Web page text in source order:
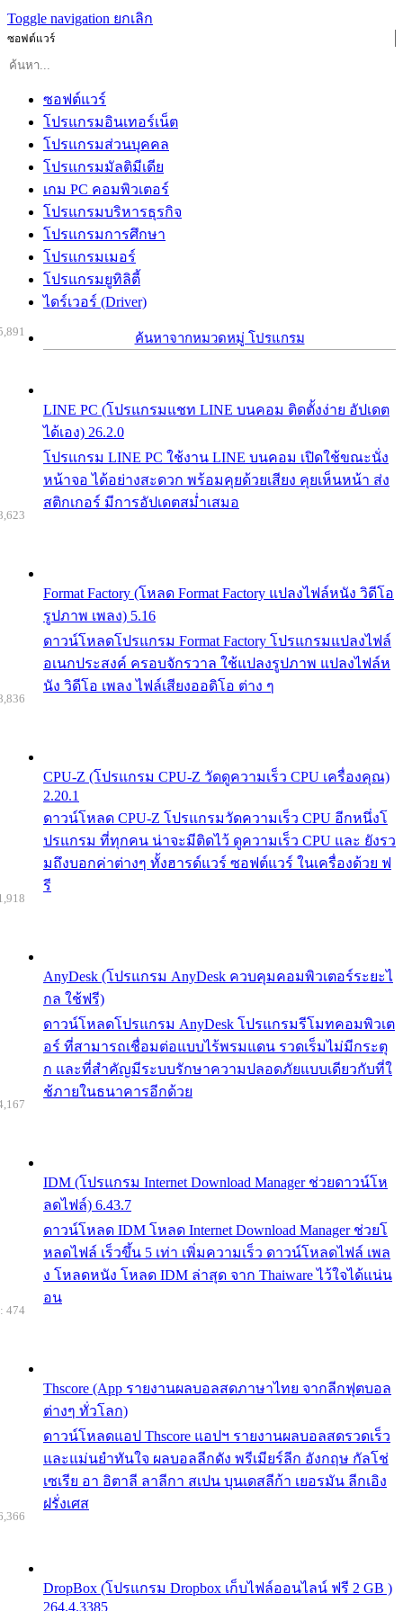
Toggle navigation ยกเลิก
ซอฟต์แวร์
ซอฟต์แวร์
โปรแกรมอินเทอร์เน็ต
โปรแกรมส่วนบุคคล
โปรแกรมมัลติมีเดีย
เกม PC คอมพิวเตอร์
โปรแกรมบริหารธุรกิจ
โปรแกรมการศึกษา
โปรแกรมเมอร์
โปรแกรมยูทิลิตี้
ไดร์เวอร์ (Driver)
ค้นหาจากหมวดหมู่ โปรแกรม
LINE PC (โปรแกรมแชท LINE บนคอม ติดตั้งง่าย อัปเดต
ได้เอง) 26.2.0
โปรแกรม LINE PC ใช้งาน LINE บนคอม เปิดใช้ขณะนั่ง
หน้าจอ ได้อย่างสะดวก พร้อมคุยด้วยเสียง คุยเห็นหน้า ส่ง
สติกเกอร์ มีการอัปเดตสม่ำเสมอ
Format Factory (โหลด Format Factory แปลงไฟล์หนัง วิดีโอ
รูปภาพ เพลง) 5.16
ดาวน์โหลดโปรแกรม Format Factory โปรแกรมแปลงไฟล์
อเนกประสงค์ ครอบจักรวาล ใช้แปลงรูปภาพ แปลงไฟล์ห
นัง วิดีโอ เพลง ไฟล์เสียงออดิโอ ต่าง ๆ
CPU-Z (โปรแกรม CPU-Z วัดดูความเร็ว CPU เครื่องคุณ)
2.20.1
ดาวน์โหลด CPU-Z โปรแกรมวัดความเร็ว CPU อีกหนึ่งโ
ปรแกรม ที่ทุกคน น่าจะมีติดไว้ ดูความเร็ว CPU และ ยังรว
มถึงบอกค่าต่างๆ ทั้งฮารด์แวร์ ซอฟต์แวร์ ในเครื่องด้วย ฟ
รี
AnyDesk (โปรแกรม AnyDesk ควบคุมคอมพิวเตอร์ระยะไ
กล ใช้ฟรี)
ดาวน์โหลดโปรแกรม AnyDesk โปรแกรมรีโมทคอมพิวเต
อร์ ที่สามารถเชื่อมต่อแบบไร้พรมแดน รวดเร็มไม่มีกระตุ
ก และที่สำคัญมีระบบรักษาความปลอดภัยแบบเดียวกับที่ใ
ช้ภายในธนาคารอีกด้วย
IDM (โปรแกรม Internet Download Manager ช่วยดาวน์โห
ลดไฟล์) 6.43.7
ดาวน์โหลด IDM โหลด Internet Download Manager ช่วยโ
หลดไฟล์ เร็วขึ้น 5 เท่า เพิ่มความเร็ว ดาวน์โหลดไฟล์ เพล
ง โหลดหนัง โหลด IDM ล่าสุด จาก Thaiware ไว้ใจได้แน่น
อน
Thscore (App รายงานผลบอลสดภาษาไทย จากลีกฟุตบอล
ต่างๆ ทั่วโลก)
ดาวน์โหลดแอป Thscore แอปฯ รายงานผลบอลสดรวดเร็ว
และแม่นยำทันใจ ผลบอลลีกดัง พรีเมียร์ลีก อังกฤษ กัลโช่
เซเรีย อา อิตาลี ลาลีกา สเปน บุนเดสลีก้า เยอรมัน ลีกเอิง
ฝรั่งเศส
474
DropBox (โปรแกรม Dropbox เก็บไฟล์ออนไลน์ ฟรี 2 GB )
264.4.3385